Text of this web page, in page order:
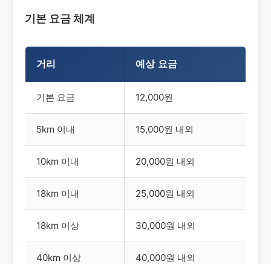
기본 요금 체계
거리 예상 요금
기본 요금 12,000원
5km 이내 15,000원 내외
10km 이내 20,000원 내외
18km 이내 25,000원 내외
18km 이상 30,000원 내외
40km 이상 40,000원 내외